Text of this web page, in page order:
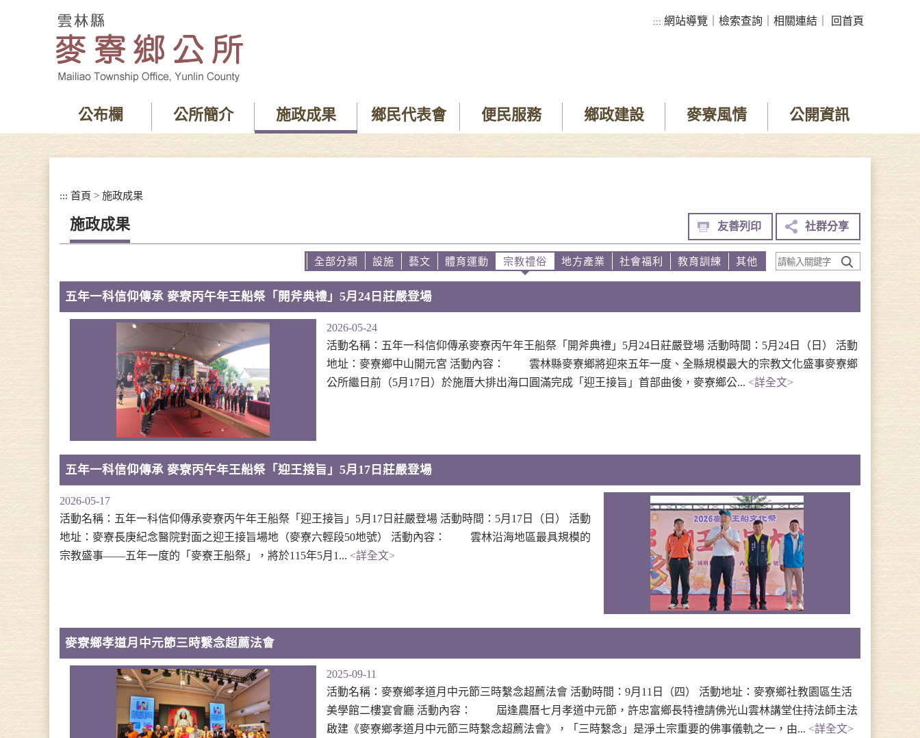
::: 網站導覽 檢索查詢 相關連結 回首頁
公布欄 公所簡介 施政成果 鄉民代表會 便民服務 鄉政建設 麥寮風情 公開資訊
::: 首頁 > 施政成果
施政成果 友善列印 社群分享
全部分類 設施 藝文 體育運動 宗教禮俗 地方產業 社會福利 教育訓練 其他
五年一科信仰傳承 麥寮丙午年王船祭「開斧典禮」5月24日莊嚴登場
2026-05-24
活動名稱：五年一科信仰傳承麥寮丙午年王船祭「開斧典禮」5月24日莊嚴登場 活動時間：5月24日（日） 活動
地址：麥寮鄉中山開元宮 活動內容： 雲林縣麥寮鄉將迎來五年一度、全縣規模最大的宗教文化盛事麥寮鄉
公所繼日前（5月17日）於施厝大排出海口圓滿完成「迎王接旨」首部曲後，麥寮鄉公... <詳全文>
五年一科信仰傳承 麥寮丙午年王船祭「迎王接旨」5月17日莊嚴登場
2026-05-17
活動名稱：五年一科信仰傳承麥寮丙午年王船祭「迎王接旨」5月17日莊嚴登場 活動時間：5月17日（日） 活動
地址：麥寮長庚紀念醫院對面之迎王接旨場地（麥寮六輕段50地號） 活動內容： 雲林沿海地區最具規模的
宗教盛事——五年一度的「麥寮王船祭」，將於115年5月1... <詳全文>
麥寮鄉孝道月中元節三時繫念超薦法會
2025-09-11
活動名稱：麥寮鄉孝道月中元節三時繫念超薦法會 活動時間：9月11日（四） 活動地址：麥寮鄉社教園區生活
美學館二樓宴會廳 活動內容： 屆逢農曆七月孝道中元節，許忠富鄉長特禮請佛光山雲林講堂住持法師主法
啟建《麥寮鄉孝道月中元節三時繫念超薦法會》，「三時繫念」是淨土宗重要的佛事儀軌之一，由... <詳全文>